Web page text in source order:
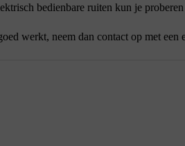
bedienbare ruiten kun je
werkt, neem dan contact op met een